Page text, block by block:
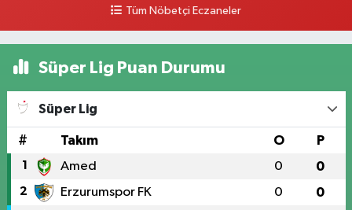
Tüm Nöbetçi Eczaneler
Süper Lig Puan Durumu
Süper Lig
# Takım O P
1 Amed 0 0
2 Erzurumspor FK 0 0